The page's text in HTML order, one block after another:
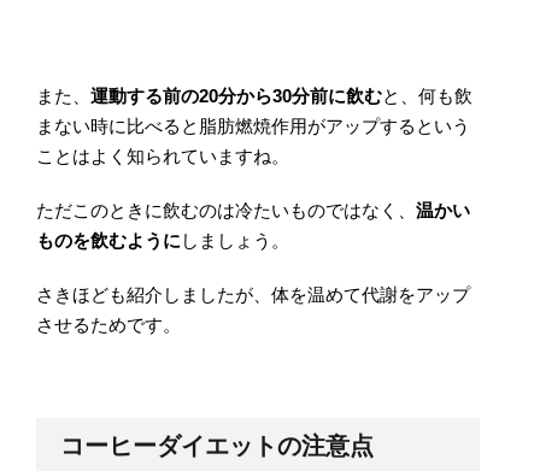
また、 運動する前の20分から30分前に飲むと、何も飲
まない時に比べると脂肪燃焼作用がアップするという
ことはよく知られていますね。
ただこのときに飲むのは冷たいものではなく、 温かい
ものを飲むように しましょう。
さきほども紹介しましたが、体を温めて代謝をアップ
させるためです。
コーヒーダイエットの注意点